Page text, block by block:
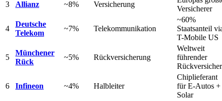
3
Allianz ~8% Versicherung
Versicherer
4
Deutsche
Telekom
~7% Telekommunikation
~60%
Staatsanteil
T-Mobile US
5
Münchener
Rück
~5% Rückversicherung
Weltweit
führender
6 Infineon ~4% Halbleiter
Chiplieferant
für E-Autos +
Solar